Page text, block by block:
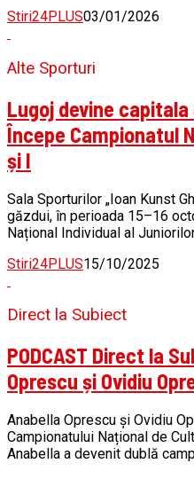
Stiri24PLUS03/01/2026
Alte Sporturi
Lugoj devine
Începe Campionatul
și I
Sala Sporturilor „Ioan Kunst
găzdui, în perioada 15–16
Național Individual al
Stiri24PLUS15/10/2025
Direct la Subiect
PODCAST Direct la
Oprescu și Ovidiu
Anabella Oprescu și Ovidiu
Campionatului Național de
Anabella a devenit dublă